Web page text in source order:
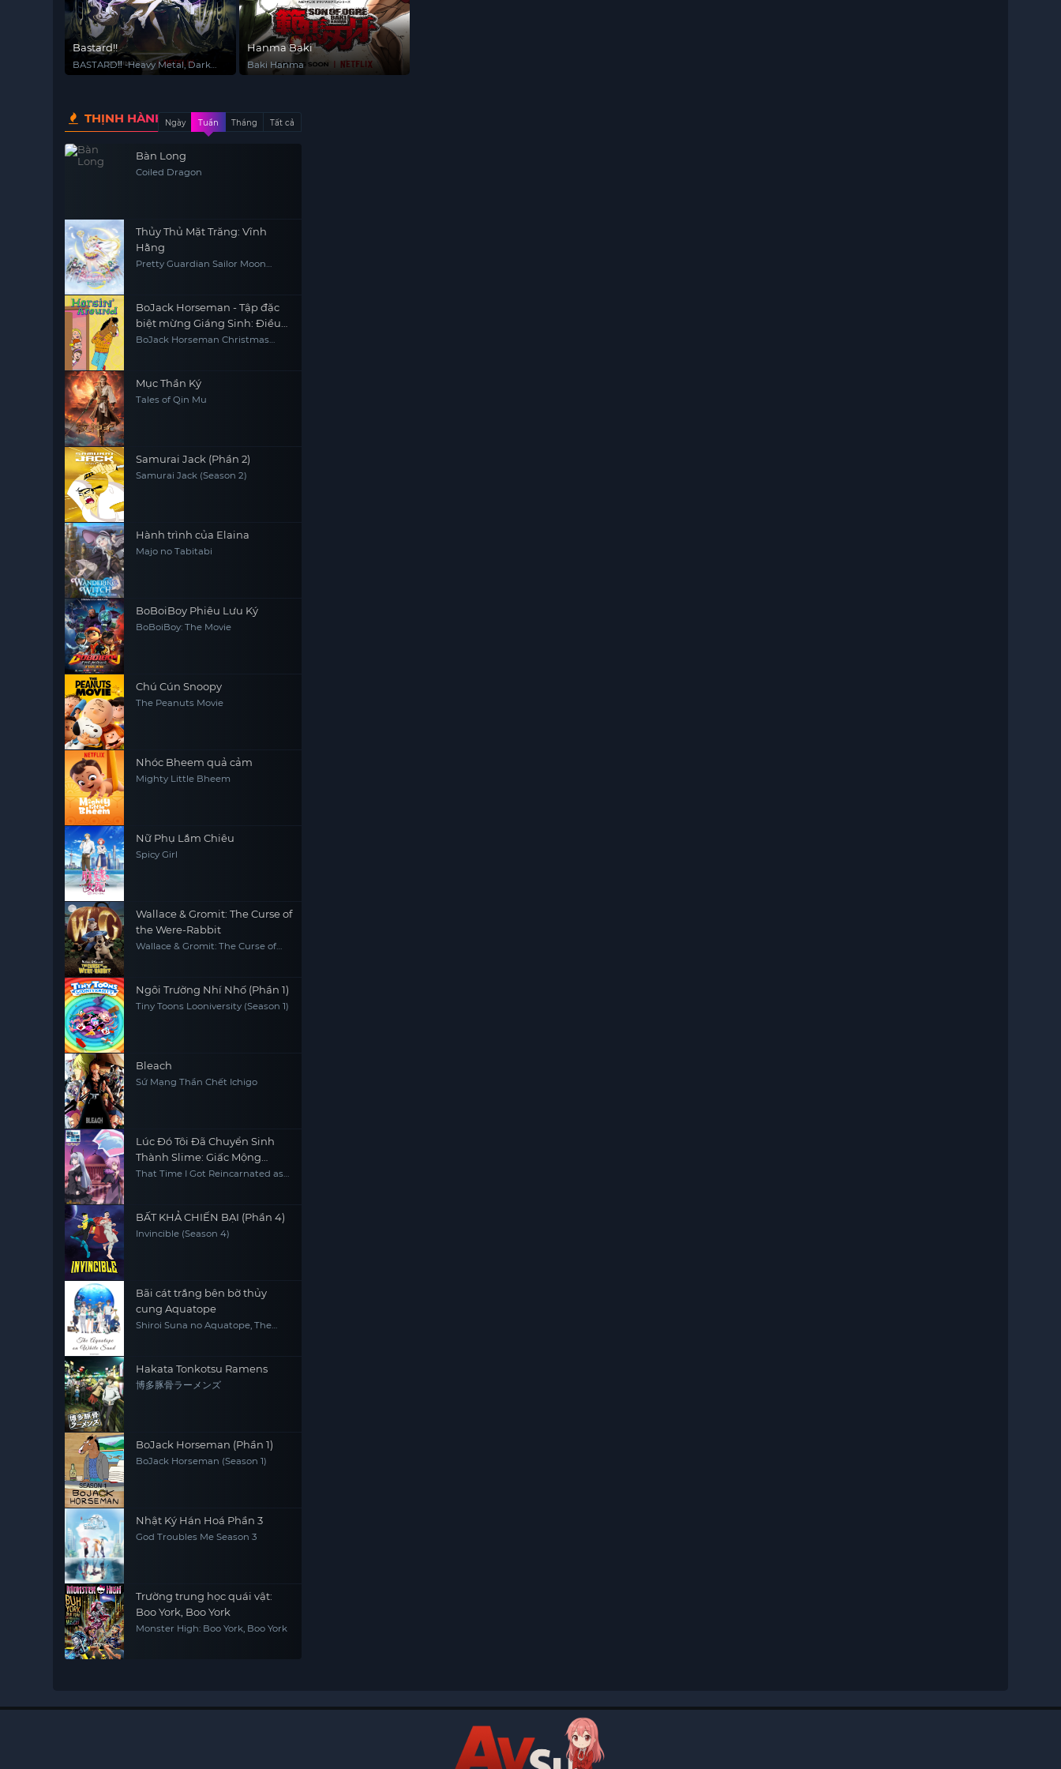
Bastard!!
BASTARD‼ -Heavy Metal, Dark
Hanma Baki
Baki Hanma
THỊNH HÀNHNgày Tuần Tháng Tất cả
Bàn Long
Coiled Dragon
Thủy Thủ Mặt Trăng: Vĩnh
Hằng
Pretty Guardian Sailor Moon
BoJack Horseman - Tập đặc
biệt mừng Giáng Sinh: Điều
ước giáng sinh của Sabrina
BoJack Horseman Christmas
Mục Thần Ký
Tales of Qin Mu
Samurai Jack (Phần 2)
Samurai Jack (Season 2)
Hành trình của Elaina
Majo no Tabitabi
BoBoiBoy Phiêu Lưu Ký
BoBoiBoy: The Movie
Chú Cún Snoopy
The Peanuts Movie
Nhóc Bheem quả cảm
Mighty Little Bheem
Nữ Phụ Lắm Chiêu
Spicy Girl
Wallace & Gromit: The Curse of
the Were-Rabbit
Wallace & Gromit: The Curse of
Ngôi Trường Nhí Nhố (Phần 1)
Tiny Toons Looniversity (Season 1)
Bleach
Sứ Mạng Thần Chết Ichigo
Lúc Đó Tôi Đã Chuyển Sinh
Thành Slime: Giấc Mộng
Coleus
That Time I Got Reincarnated as
BẤT KHẢ CHIẾN BẠI (Phần 4)
Invincible (Season 4)
Bãi cát trắng bên bờ thủy
cung Aquatope
Shiroi Suna no Aquatope, The
Hakata Tonkotsu Ramens
博多豚骨ラーメンズ
BoJack Horseman (Phần 1)
BoJack Horseman (Season 1)
Nhật Ký Hán Hoá Phần 3
God Troubles Me Season 3
Trường trung học quái vật:
Boo York, Boo York
Monster High: Boo York, Boo York